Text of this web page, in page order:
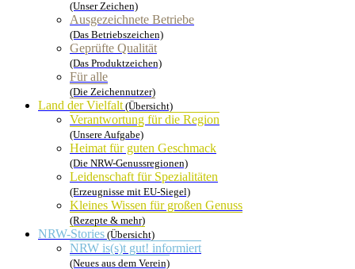
(Unser Zeichen)
Ausgezeichnete Betriebe
(Das Betriebszeichen)
Geprüfte Qualität
(Das Produktzeichen)
Für alle
(Die Zeichennutzer)
Land der Vielfalt(Übersicht)
Verantwortung für die Region
(Unsere Aufgabe)
Heimat für guten Geschmack
(Die NRW-Genussregionen)
Leidenschaft für Spezialitäten
(Erzeugnisse mit EU-Siegel)
Kleines Wissen für großen Genuss
(Rezepte & mehr)
NRW-Stories (Übersicht)
NRW is(s)t gut! informiert
(Neues aus dem Verein)